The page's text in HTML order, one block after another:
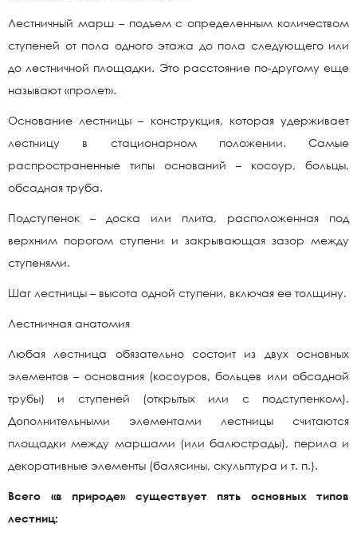
Лестничный марш – подъем с определенным количеством
ступеней от пола одного этажа до пола следующего или
до лестничной площадки. Это расстояние по-другому еще
называют «пролет».
Основание лестницы – конструкция, которая удерживает
лестницу в стационарном положении. Самые
распространенные типы оснований – косоур, больцы,
обсадная труба.
Подступенок – доска или плита, расположенная под
верхним порогом ступени и закрывающая зазор между
ступенями.
Шаг лестницы – высота одной ступени, включая ее толщину.
Лестничная анатомия
Любая лестница обязательно состоит из двух основных
элементов – основания (косоуров, больцев или обсадной
трубы) и ступеней (открытых или с подступенком).
Дополнительными элементами лестницы считаются
площадки между маршами (или балюстрады), перила и
декоративные элементы (балясины, скульптура и т. п.).
Всего «в природе» существует пять основных типов
лестниц: